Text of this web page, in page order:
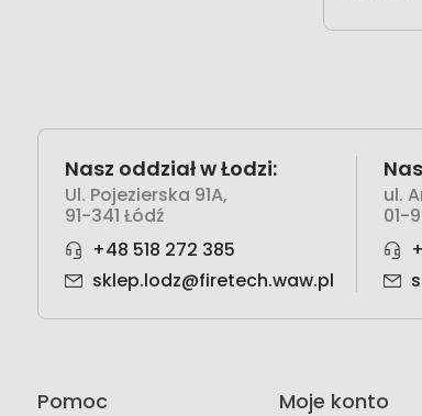
Nasz oddział w Łodzi:
Ul. Pojezierska 91A,
91-341 Łódź
+48 518 272 385
sklep.lodz@firetech.waw.pl
ul.
01-
Pomoc Moje konto